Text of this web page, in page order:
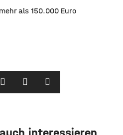
als 150.000 Euro